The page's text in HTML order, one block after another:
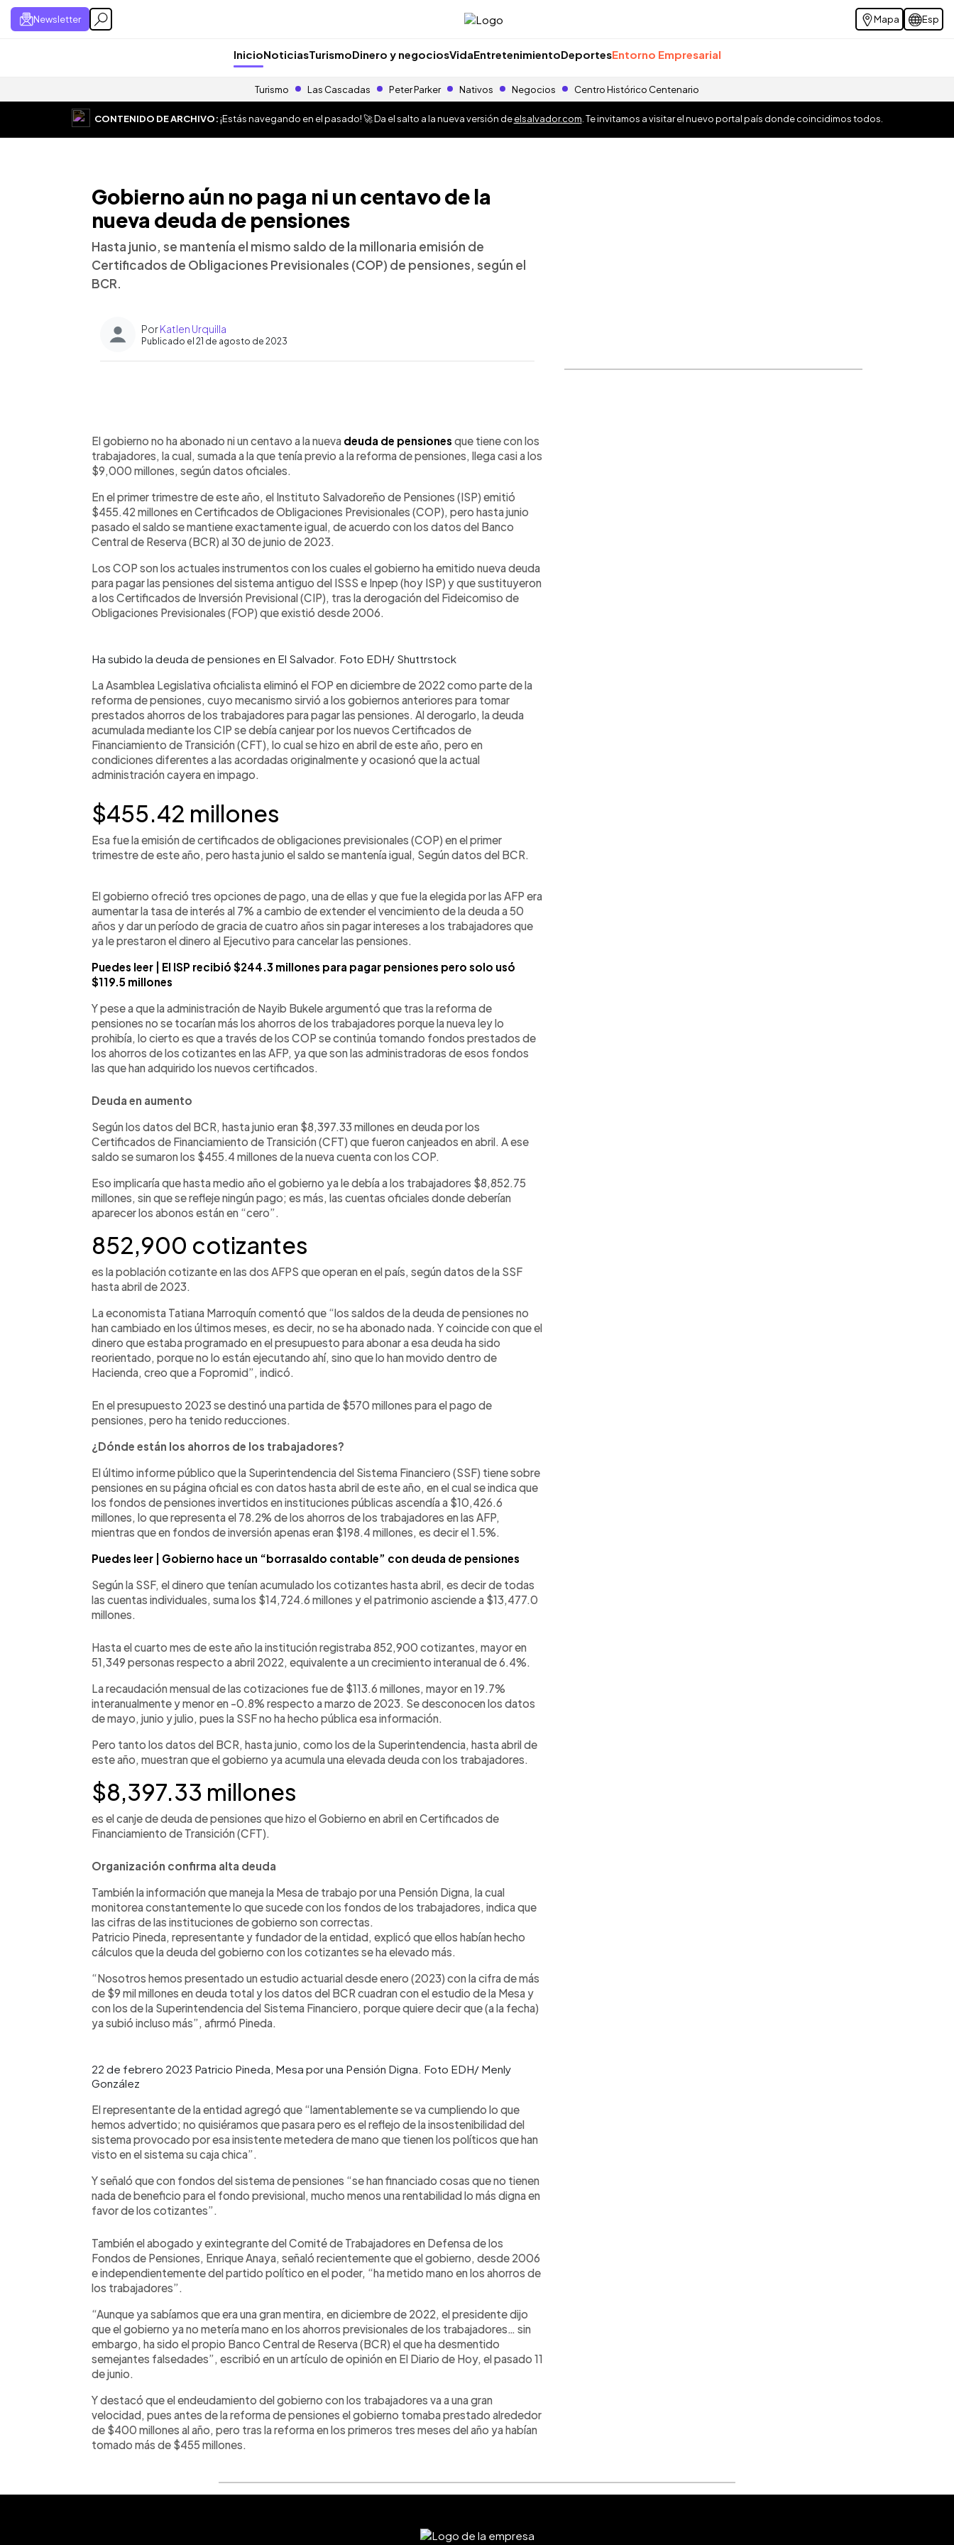
Newsletter Mapa Esp
InicioNoticiasTurismoDinero y negociosVidaEntretenimientoDeportesEntorno Empresarial
Turismo Las Cascadas Peter Parker Nativos Negocios Centro Histórico Centenario
CONTENIDO DE ARCHIVO:¡Estás navegando en el pasado! 🚀 Da el salto a la nueva versión deelsalvador.com . Te invitamos a visitar el nuevo portal país donde coincidimos todos.
Gobierno aún no paga ni un centavo de la
nueva deuda de pensiones
Hasta junio, se mantenía el mismo saldo de la millonaria emisión de
Certificados de Obligaciones Previsionales (COP) de pensiones, según el
BCR.
PorKatlen Urquilla
Publicado el 21 de agosto de 2023
El gobierno no ha abonado ni un centavo a la nueva deuda de pensiones que tiene con los
trabajadores, la cual, sumada a la que tenía previo a la reforma de pensiones, llega casi a los
$9,000 millones, según datos oficiales.
En el primer trimestre de este año, el Instituto Salvadoreño de Pensiones (ISP) emitió
$455.42 millones en Certificados de Obligaciones Previsionales (COP), pero hasta junio
pasado el saldo se mantiene exactamente igual, de acuerdo con los datos del Banco
Central de Reserva (BCR) al 30 de junio de 2023.
Los COP son los actuales instrumentos con los cuales el gobierno ha emitido nueva deuda
para pagar las pensiones del sistema antiguo del ISSS e Inpep (hoy ISP) y que sustituyeron
a los Certificados de Inversión Previsional (CIP), tras la derogación del Fideicomiso de
Obligaciones Previsionales (FOP) que existió desde 2006.
Ha subido la deuda de pensiones en El Salvador. Foto EDH/ Shuttrstock
La Asamblea Legislativa oficialista eliminó el FOP en diciembre de 2022 como parte de la
reforma de pensiones, cuyo mecanismo sirvió a los gobiernos anteriores para tomar
prestados ahorros de los trabajadores para pagar las pensiones. Al derogarlo, la deuda
acumulada mediante los CIP se debía canjear por los nuevos Certificados de
Financiamiento de Transición (CFT), lo cual se hizo en abril de este año, pero en
condiciones diferentes a las acordadas originalmente y ocasionó que la actual
administración cayera en impago.
$455.42 millones
Esa fue la emisión de certificados de obligaciones previsionales (COP) en el primer
trimestre de este año, pero hasta junio el saldo se mantenía igual, Según datos del BCR.
El gobierno ofreció tres opciones de pago, una de ellas y que fue la elegida por las AFP era
aumentar la tasa de interés al 7% a cambio de extender el vencimiento de la deuda a 50
años y dar un período de gracia de cuatro años sin pagar intereses a los trabajadores que
ya le prestaron el dinero al Ejecutivo para cancelar las pensiones.
Puedes leer | El ISP recibió $244.3 millones para pagar pensiones pero solo usó
$119.5 millones
Y pese a que la administración de Nayib Bukele argumentó que tras la reforma de
pensiones no se tocarían más los ahorros de los trabajadores porque la nueva ley lo
prohibía, lo cierto es que a través de los COP se continúa tomando fondos prestados de
los ahorros de los cotizantes en las AFP, ya que son las administradoras de esos fondos
las que han adquirido los nuevos certificados.
Deuda en aumento
Según los datos del BCR, hasta junio eran $8,397.33 millones en deuda por los
Certificados de Financiamiento de Transición (CFT) que fueron canjeados en abril. A ese
saldo se sumaron los $455.4 millones de la nueva cuenta con los COP.
Eso implicaría que hasta medio año el gobierno ya le debía a los trabajadores $8,852.75
millones, sin que se refleje ningún pago; es más, las cuentas oficiales donde deberían
aparecer los abonos están en “cero”.
852,900 cotizantes
es la población cotizante en las dos AFPS que operan en el país, según datos de la SSF
hasta abril de 2023.
La economista Tatiana Marroquín comentó que “los saldos de la deuda de pensiones no
han cambiado en los últimos meses, es decir, no se ha abonado nada. Y coincide con que el
dinero que estaba programado en el presupuesto para abonar a esa deuda ha sido
reorientado, porque no lo están ejecutando ahí, sino que lo han movido dentro de
Hacienda, creo que a Fopromid”, indicó.
En el presupuesto 2023 se destinó una partida de $570 millones para el pago de
pensiones, pero ha tenido reducciones.
¿Dónde están los ahorros de los trabajadores?
El último informe público que la Superintendencia del Sistema Financiero (SSF) tiene sobre
pensiones en su página oficial es con datos hasta abril de este año, en el cual se indica que
los fondos de pensiones invertidos en instituciones públicas ascendía a $10,426.6
millones, lo que representa el 78.2% de los ahorros de los trabajadores en las AFP,
mientras que en fondos de inversión apenas eran $198.4 millones, es decir el 1.5%.
Puedes leer | Gobierno hace un “borrasaldo contable” con deuda de pensiones
Según la SSF, el dinero que tenían acumulado los cotizantes hasta abril, es decir de todas
las cuentas individuales, suma los $14,724.6 millones y el patrimonio asciende a $13,477.0
millones.
Hasta el cuarto mes de este año la institución registraba 852,900 cotizantes, mayor en
51,349 personas respecto a abril 2022, equivalente a un crecimiento interanual de 6.4%.
La recaudación mensual de las cotizaciones fue de $113.6 millones, mayor en 19.7%
interanualmente y menor en -0.8% respecto a marzo de 2023. Se desconocen los datos
de mayo, junio y julio, pues la SSF no ha hecho pública esa información.
Pero tanto los datos del BCR, hasta junio, como los de la Superintendencia, hasta abril de
este año, muestran que el gobierno ya acumula una elevada deuda con los trabajadores.
$8,397.33 millones
es el canje de deuda de pensiones que hizo el Gobierno en abril en Certificados de
Financiamiento de Transición (CFT).
Organización confirma alta deuda
También la información que maneja la Mesa de trabajo por una Pensión Digna, la cual
monitorea constantemente lo que sucede con los fondos de los trabajadores, indica que
las cifras de las instituciones de gobierno son correctas.
Patricio Pineda, representante y fundador de la entidad, explicó que ellos habían hecho
cálculos que la deuda del gobierno con los cotizantes se ha elevado más.
“Nosotros hemos presentado un estudio actuarial desde enero (2023) con la cifra de más
de $9 mil millones en deuda total y los datos del BCR cuadran con el estudio de la Mesa y
con los de la Superintendencia del Sistema Financiero, porque quiere decir que (a la fecha)
ya subió incluso más”, afirmó Pineda.
22 de febrero 2023 Patricio Pineda, Mesa por una Pensión Digna. Foto EDH/ Menly
González
El representante de la entidad agregó que “lamentablemente se va cumpliendo lo que
hemos advertido; no quisiéramos que pasara pero es el reflejo de la insostenibilidad del
sistema provocado por esa insistente metedera de mano que tienen los políticos que han
visto en el sistema su caja chica”.
Y señaló que con fondos del sistema de pensiones “se han financiado cosas que no tienen
nada de beneficio para el fondo previsional, mucho menos una rentabilidad lo más digna en
favor de los cotizantes”.
También el abogado y exintegrante del Comité de Trabajadores en Defensa de los
Fondos de Pensiones, Enrique Anaya, señaló recientemente que el gobierno, desde 2006
e independientemente del partido político en el poder, “ha metido mano en los ahorros de
los trabajadores”.
“Aunque ya sabíamos que era una gran mentira, en diciembre de 2022, el presidente dijo
que el gobierno ya no metería mano en los ahorros previsionales de los trabajadores… sin
embargo, ha sido el propio Banco Central de Reserva (BCR) el que ha desmentido
semejantes falsedades”, escribió en un artículo de opinión en El Diario de Hoy, el pasado 11
de junio.
Y destacó que el endeudamiento del gobierno con los trabajadores va a una gran
velocidad, pues antes de la reforma de pensiones el gobierno tomaba prestado alrededor
de $400 millones al año, pero tras la reforma en los primeros tres meses del año ya habían
tomado más de $455 millones.